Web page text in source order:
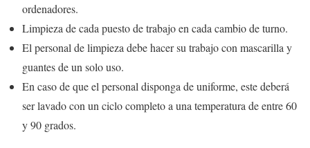
ordenadores.
Limpieza de cada puesto de trabajo en cada cambio de turno.
El personal de limpieza debe hacer su trabajo con mascarilla y
guantes de un solo uso.
En caso de que el personal disponga de uniforme, este deberá
ser lavado con un ciclo completo a una temperatura de entre 60
y 90 grados.